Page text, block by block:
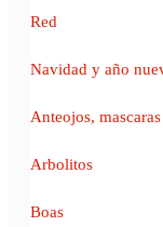
Red
Navidad y año
Anteojos,
Arbolitos
Boas